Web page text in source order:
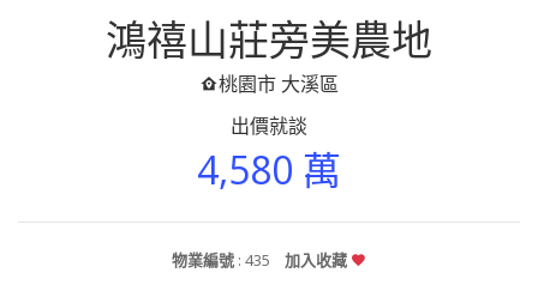
鴻禧山莊旁美農地
桃園市 大溪區
出價就談
4,580 萬
物業編號 : 435 加入收藏